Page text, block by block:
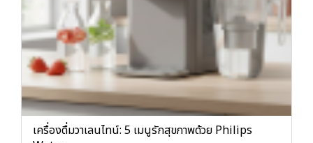
เครื่องดื่มวาเลนไทน์: 5 เมนูรักสุขภาพด้วย Philips